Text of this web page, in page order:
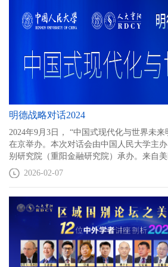
明德战略对话2024
2024年9月3日， “中国式现代化与世界未来
在京举办。本次对话会由中国人民大学主
别研究院（重阳金融研究院）承办。来自
略学术界代表在走访上海、义乌、温州三
改委、中国国际经济交流中心、中国国际
面探讨中国与世界发展所面临的机遇与挑
大学的师生进行座谈交流。来自英国、德
馆和国际组织的代表参会，50余家中外媒
2026-02-07